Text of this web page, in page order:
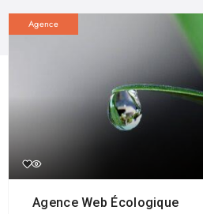
Agence
Agence Web Écologique